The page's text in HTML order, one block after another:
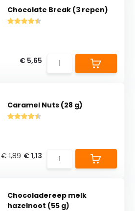
Chocolate Break (3 repen)
€ 5,65
Caramel Nuts (28 g)
€ 1,89 € 1,13
Chocoladereep melk
hazelnoot (55 g)